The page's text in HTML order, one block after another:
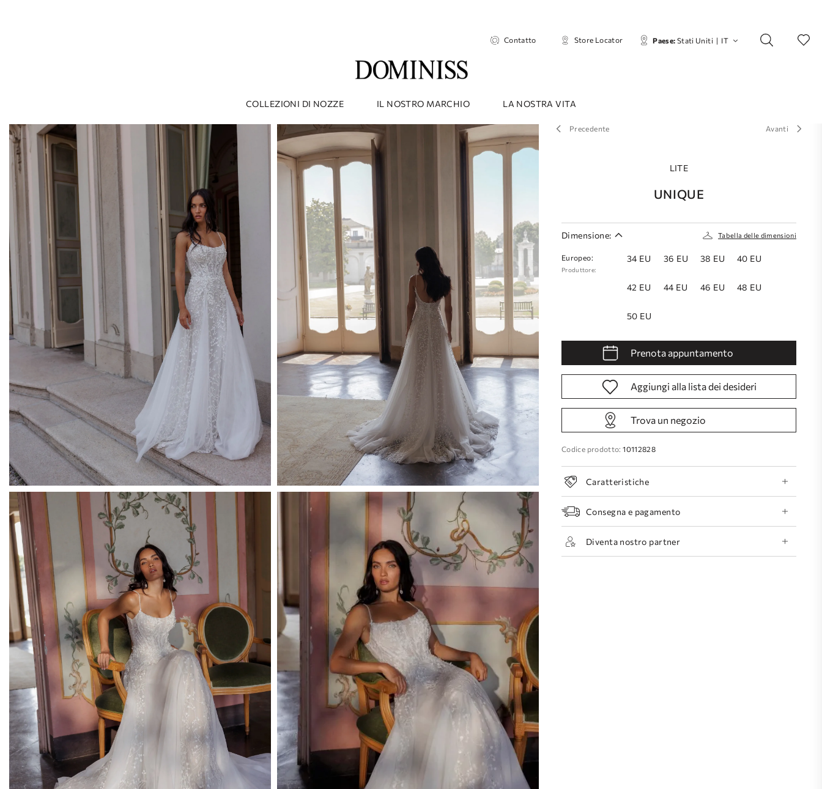
Contatto Store Locator Paese: Stati Uniti | IT
СOLLEZIONI DI NOZZE IL NOSTRO MARCHIO LA NOSTRA VITA
Precedente Avanti
LITE
UNIQUE
Dimensione: Tabella delle dimensioni
Europeo:
Produttore:
34 EU 36 EU 38 EU 40 EU
42 EU 44 EU 46 EU 48 EU
50 EU
Prenota appuntamento
Aggiungi alla lista dei desideri
Trova un negozio
Codice prodotto: 10112828
Caratteristiche
Consegna e pagamento
Diventa nostro partner